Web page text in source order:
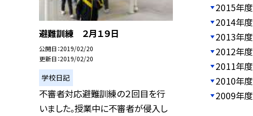
避難訓練 ２月１９日
公開日 2019/02/20
更新日 2019/02/20
学校日記
不審者対応避難訓練の２回目を行
いました。授業中に不審者が侵入し
2015年度
2014年度
2013年度
2012年度
2011年度
2010年度
2009年度